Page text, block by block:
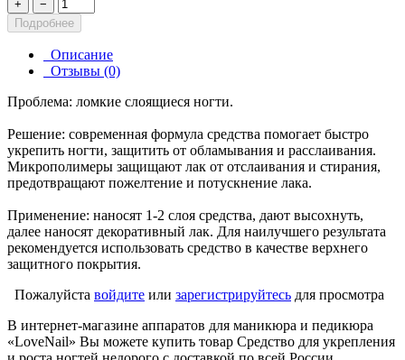
+
−
Подробнее
Описание
Отзывы (0)
Проблема: ломкие слоящиеся ногти.
Решение: современная формула средства помогает быстро
укрепить ногти, защитить от обламывания и расслаивания.
Микрополимеры защищают лак от отслаивания и стирания,
предотвращают пожелтение и потускнение лака.
Применение: наносят 1-2 слоя средства, дают высохнуть,
далее наносят декоративный лак. Для наилучшего результата
рекомендуется использовать средство в качестве верхнего
защитного покрытия.
Пожалуйста войдите или зарегистрируйтесь для просмотра
В интернет-магазине аппаратов для маникюра и педикюра
«LoveNail» Вы можете купить товар Средство для укрепления